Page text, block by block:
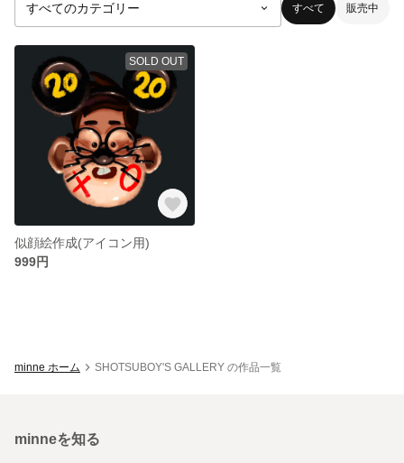
すべて 販売中
SOLD OUT
似顔絵作成(アイコン用)
999円
minne ホーム SHOTSUBOY'S GALLERY の作品一覧
minneを知る